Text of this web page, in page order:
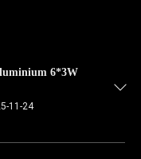
6*3W
11-24